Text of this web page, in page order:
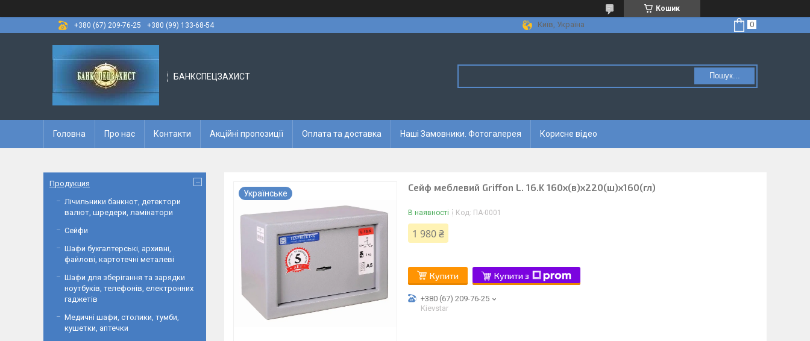
Кошик
+380 (67) 209-76-25
+380 (99) 133-68-54 Київ, Україна
БАНКСПЕЦЗАХИСТ Пошук...
Головна Про нас Контакти Акційні пропозиції Оплата та доставка Наші Замовники. Фотогалерея Корисне відео
Українське
Сейф меблевий Griffon L. 16.K 160х(в)х220(ш)х160(гл)
В наявності Код: ПА-0001
1 980 ₴
Купити Купити з
+380 (67) 209-76-25
Kievstar
Продукция
Лічильники банкнот, детектори
валют, шредери, ламінатори
Сейфи
Шафи бухгалтерські, архивні,
файлові, картотечні металеві
Шафи для зберігання та зарядки
ноутбуків, телефонів, електронних
гаджетів
Медичні шафи, столики, тумби,
кушетки, аптечки